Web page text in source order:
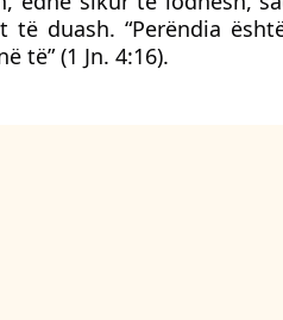
të duash. “Perëndia
të” (1 Jn. 4:16).